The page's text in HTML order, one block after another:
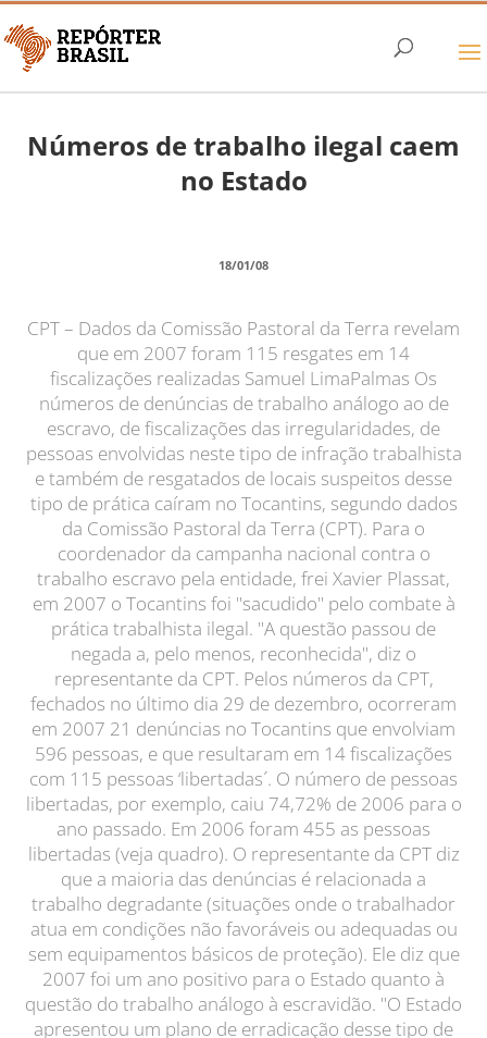
Números de trabalho ilegal caem
no Estado
18/01/08
CPT – Dados da Comissão Pastoral da Terra revelam
que em 2007 foram 115 resgates em 14
fiscalizações realizadas Samuel LimaPalmas Os
números de denúncias de trabalho análogo ao de
escravo, de fiscalizações das irregularidades, de
pessoas envolvidas neste tipo de infração trabalhista
e também de resgatados de locais suspeitos desse
tipo de prática caíram no Tocantins, segundo dados
da Comissão Pastoral da Terra (CPT). Para o
coordenador da campanha nacional contra o
trabalho escravo pela entidade, frei Xavier Plassat,
em 2007 o Tocantins foi "sacudido" pelo combate à
prática trabalhista ilegal. "A questão passou de
negada a, pelo menos, reconhecida", diz o
representante da CPT. Pelos números da CPT,
fechados no último dia 29 de dezembro, ocorreram
em 2007 21 denúncias no Tocantins que envolviam
596 pessoas, e que resultaram em 14 fiscalizações
com 115 pessoas ‘libertadas´. O número de pessoas
libertadas, por exemplo, caiu 74,72% de 2006 para o
ano passado. Em 2006 foram 455 as pessoas
libertadas (veja quadro). O representante da CPT diz
que a maioria das denúncias é relacionada a
trabalho degradante (situações onde o trabalhador
atua em condições não favoráveis ou adequadas ou
sem equipamentos básicos de proteção). Ele diz que
2007 foi um ano positivo para o Estado quanto à
questão do trabalho análogo à escravidão. "O Estado
apresentou um plano de erradicação desse tipo de